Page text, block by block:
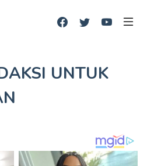
UNTUK